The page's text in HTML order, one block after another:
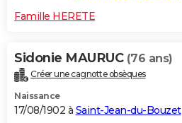
Famille HERETE
Sidonie MAURUC (76 ans)
Créer une cagnotte obsèques
Naissance
17/08/1902 à Saint-Jean-du-Bouzet